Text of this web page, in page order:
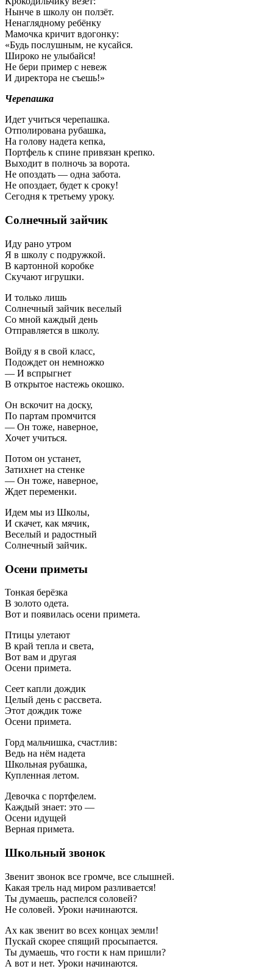
Нынче в школу он ползёт.
Ненаглядному ребёнку
Мамочка кричит вдогонку:
«Будь послушным, не кусайся.
Широко не улыбайся!
Не бери пример с невеж
И директора не съешь!»
Черепашка
Идет учиться черепашка.
Отполирована рубашка,
На голову надета кепка,
Портфель к спине привязан крепко.
Выходит в полночь за ворота.
Не опоздать — одна забота.
Не опоздает, будет к сроку!
Сегодня к третьему уроку.
Солнечный зайчик
Иду рано утром
Я в школу с подружкой.
В картонной коробке
Скучают игрушки.
И только лишь
Солнечный зайчик веселый
Со мной каждый день
Отправляется в школу.
Войду я в свой класс,
Подождет он немножко
— И вспрыгнет
В открытое настежь окошко.
Он вскочит на доску,
По партам промчится
— Он тоже, наверное,
Хочет учиться.
Потом он устанет,
Затихнет на стенке
— Он тоже, наверное,
Ждет переменки.
Идем мы из Школы,
И скачет, как мячик,
Веселый и радостный
Солнечный зайчик.
Осени приметы
Тонкая берёзка
В золото одета.
Вот и появилась осени примета.
Птицы улетают
В край тепла и света,
Вот вам и другая
Осени примета.
Сеет капли дождик
Целый день с рассвета.
Этот дождик тоже
Осени примета.
Горд мальчишка, счастлив:
Ведь на нём надета
Школьная рубашка,
Купленная летом.
Девочка с портфелем.
Каждый знает: это —
Осени идущей
Верная примета.
Школьный звонок
Звенит звонок все громче, все слышней.
Какая трель над миром разливается!
Ты думаешь, распелся соловей?
Не соловей. Уроки начинаются.
Ах как звенит во всех концах земли!
Пускай скорее спящий просыпается.
Ты думаешь, что гости к нам пришли?
А вот и нет. Уроки начинаются.